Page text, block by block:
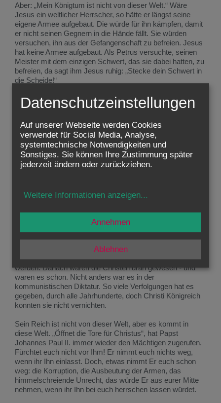
Aber: „Mein Königtum ist nicht von dieser Welt.“ Wäre
Jesus ein weltlicher Herrscher, so hätte er längst seine
eigene Armee aufgebaut. Die würde für ihn kämpfen, damit
er nicht seinen Gegnern in die Hände fällt. Sie würden
versuchen, ihn aus der Gefangenschaft zu befreien. Jesus
hat keine Armee aufgebaut. Als Petrus versuchte, seinen
Meister mit dem einzigen Schwert, das sie dabei hatten, zu
befreien, da sagt ihm Jesus ruhig: „Stecke dein Schwert in
die Scheide!“
Ein seltsamer König, dessen Reich „nicht von dieser Welt“
ist. Warum wird er dann gefürchtet? Ist es nicht eigenartig,
haben? Wovor fürchten sie sich? Vor einem König, der
ihnen nichts wegnehmen kann, weil er gar kein irdisches
Reich und keine weltliche Macht besitzt?
Die Gewalthaber dieser Welt haben genau gewusst, warum
alles fürchteten, war etwas anderes: dass Christus ihnen
die Herzen der Menschen wegnimmt. Hitler wollte sein Volk
ganz und gar. Das Leben der Menschen, ihren Verstand,
ihren Willen und vor allem ihre Herzen. Alles sollte nur dem
"Führer" gehören. Nur ihn sollten sie lieben und verehren.
Christus war daher sein größter Konkurrent. Das jüdische
Volk, aus dem Jesus stammte, sollte deshalb vernichtet
werden. Danach wären die Christen dran gewesen - und
waren es schon. Nicht anders war es in der
kommunistischen Diktatur. So viele Verfolgungen hat es
gegeben, durch alle Jahrhunderte, doch Christi Königreich
konnten sie nicht vernichten.
Sein Reich ist nicht von dieser Welt, aber es kommt in
diese Welt. „Öffnet die Tore für Christus“, hat Papst
Johannes Paul II. immer wieder den Mächtigen zugerufen.
Fürchtet euch nicht vor Ihm! Er nimmt euch nichts weg,
wenn ihr Ihn einlasst. Doch, etwas nimmt Er euch schon
weg: die Korruption, die Ausbeutung der Armen, das
himmelschreiende Unrecht, das würde Er aus eurer Mitte
nehmen, wenn ihr Ihn bei euch herrschen lassen würdet.
Datenschutzeinstellungen
Auf unserer Webseite werden Cookies
verwendet für Social Media, Analyse,
systemtechnische Notwendigkeiten und
Sonstiges. Sie können Ihre Zustimmung später
jederzeit ändern oder zurückziehen.
Weitere Informationen anzeigen...
Ablehnen
Annehmen